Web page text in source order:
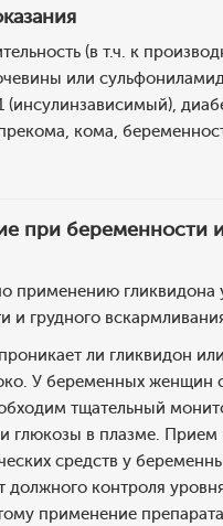
(в т.ч. к
или
(инсулинзависимый),
кома,
при беременности
применению
и грудного
ли гликвидон
У беременных женщин
тщательный
глюкозы в плазме. Прием
средств у
должного контроля
применение